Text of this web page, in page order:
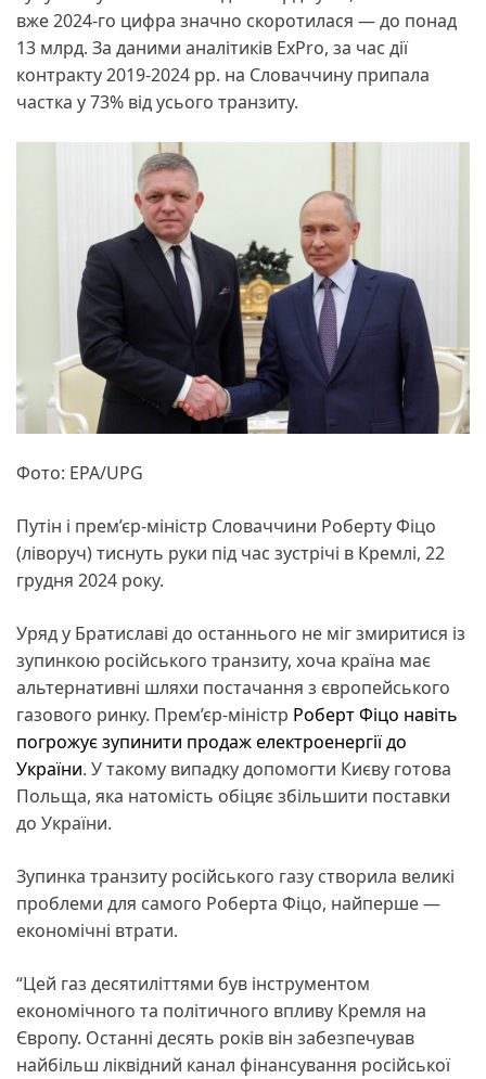
вже 2024-го цифра значно скоротилася — до понад
13 млрд. За даними аналітиків ExPro, за час дії
контракту 2019-2024 рр. на Словаччину припала
частка у 73% від усього транзиту.
Фото: EPA/UPG
Путін і прем’єр-міністр Словаччини Роберту Фіцо
(ліворуч) тиснуть руки під час зустрічі в Кремлі, 22
грудня 2024 року.
Уряд у Братиславі до останнього не міг змиритися із
зупинкою російського транзиту, хоча країна має
альтернативні шляхи постачання з європейського
газового ринку. Прем’єр-міністр Роберт Фіцо навіть
погрожує зупинити продаж електроенергії до
України. У такому випадку допомогти Києву готова
Польща, яка натомість обіцяє збільшити поставки
до України.
Зупинка транзиту російського газу створила великі
проблеми для самого Роберта Фіцо, найперше —
економічні втрати.
“Цей газ десятиліттями був інструментом
економічного та політичного впливу Кремля на
Європу. Останні десять років він забезпечував
найбільш ліквідний канал фінансування російської